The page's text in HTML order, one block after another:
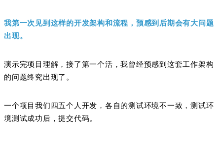
我第一次见到这样的开发架构和流程，预感到后期会有大问题
出现。
演示完项目理解，接了第一个活，我曾经预感到这套工作架构
的问题终究出现了。
一个项目我们四五个人开发，各自的测试环境不一致，测试环
境测试成功后，提交代码。